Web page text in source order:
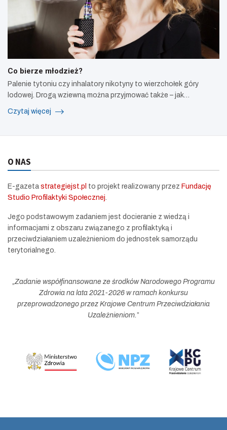
Co bierze młodzież?
Palenie tytoniu czy inhalatory nikotyny to wierzchołek góry
lodowej. Drogą wziewną można przyjmować także – jak…
Czytaj więcej
O NAS
E-gazeta strategiejst.pl to projekt realizowany przez Fundację
Studio Profilaktyki Społecznej
Jego podstawowym zadaniem jest docieranie z wiedzą i
informacjami z obszaru związanego z profilaktyką i
przeciwdziałaniem uzależnieniom do jednostek samorządu
terytorialnego.
Zadanie współfinansowane ze środków Narodowego Programu
Zdrowia na lata 2021-2026 w ramach konkursu
przeprowadzonego przez Krajowe Centrum Przeciwdziałania
Uzależnieniom. ”